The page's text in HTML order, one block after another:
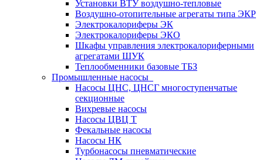
Установки ВТУ воздушно-тепловые
Воздушно-отопительные агрегаты типа ЭКР
Электрокалориферы ЭК
Электрокалориферы ЭКО
Шкафы управления электрокалориферными
агрегатами ШУК
Теплообменники базовые ТБЗ
Промышленные насосы
Насосы ЦНС, ЦНСГ многоступенчатые
секционные
Вихревые насосы
Насосы ЦВЦ Т
Фекальные насосы
Насосы НК
Турбонасосы пневматические